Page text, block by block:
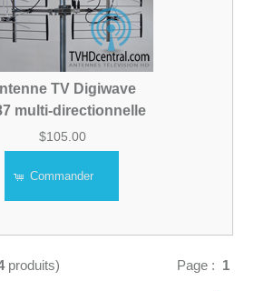
TV Digiwave
multi-directionnelle
$105.00
Commander
Page : 1
produits)